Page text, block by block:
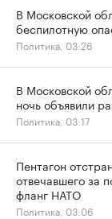
В Московской
беспилотную
Политика, 03:26
В Московской
ночь объявили
Политика, 03:17
Пентагон
отвечавшего за
фланг НАТО
Политика, 03:06